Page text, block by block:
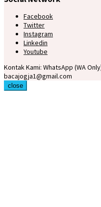
Facebook
Twitter
Instagram
Linkedin
Youtube
Kontak Kami: WhatsApp (WA
bacajogja1@gmail.com
close